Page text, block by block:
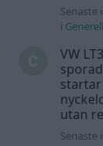
Senaste
i
VW
utan
Senaste